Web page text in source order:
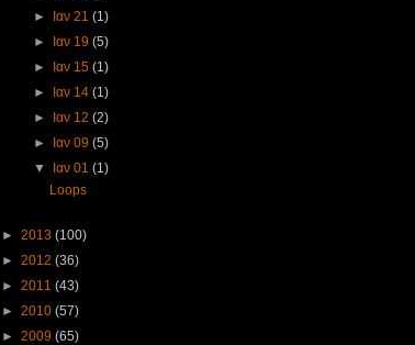
►
Ιαν 21 (1)
►
Ιαν 19 (5)
►
Ιαν 15 (1)
►
Ιαν 14 (1)
►
Ιαν 12 (2)
►
Ιαν 09 (5)
▼
Ιαν 01 (1)
Loops
► 2013 (100)
► 2012 (36)
► 2011 (43)
► 2010 (57)
► 2009 (65)